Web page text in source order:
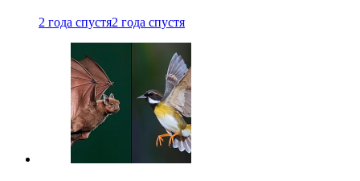
2 года спустя2 года спустя